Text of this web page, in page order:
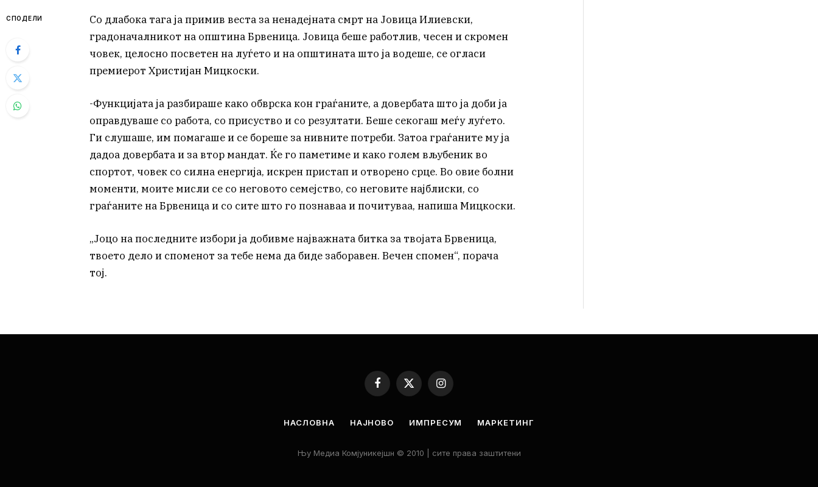
СПОДЕЛИ
Со длабока тага ја примив веста за ненадејната смрт на Јовица Илиевски,
градоначалникот на општина Брвеница. Јовица беше работлив, чесен и скромен
човек, целосно посветен на луѓето и на општината што ја водеше, се огласи
премиерот Христијан Мицкоски.
-Функцијата ја разбираше како обврска кон граѓаните, а довербата што ја доби ја
оправдуваше со работа, со присуство и со резултати. Беше секогаш меѓу луѓето.
Ги слушаше, им помагаше и се бореше за нивните потреби. Затоа граѓаните му ја
дадоа довербата и за втор мандат. Ќе го паметиме и како голем вљубеник во
спортот, човек со силна енергија, искрен пристап и отворено срце. Во овие болни
моменти, моите мисли се со неговото семејство, со неговите најблиски, со
граѓаните на Брвеница и со сите што го познаваа и почитуваа, напиша Мицкоски.
„Јоцо на последните избори ја добивме најважната битка за твојата Брвеница,
твоето дело и споменот за тебе нема да биде заборавен. Вечен спомен“, порача
тој.
Facebook
X
(Twitter)
Instagram
НАСЛОВНА НАЈНОВО ИМПРЕСУМ МАРКЕТИНГ
Њу Медиа Комјуникејшн © 2010 | сите права заштитени